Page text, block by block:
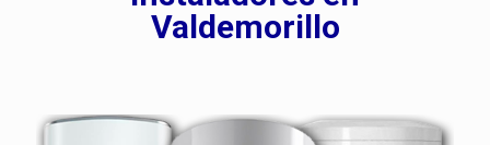
Valdemorillo